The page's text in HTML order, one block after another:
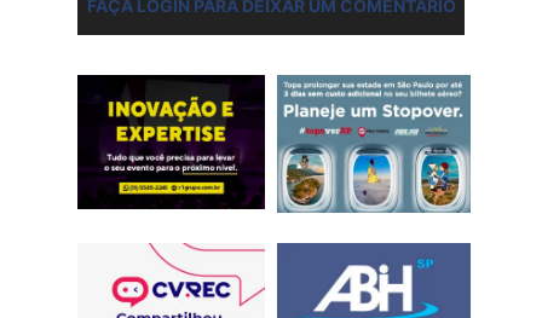
FAÇA LOGIN PARA DEIXAR UM COMENTÁRIO